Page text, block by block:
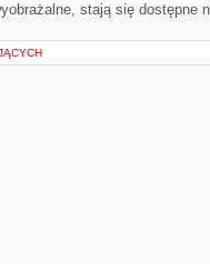
stają się dostępne